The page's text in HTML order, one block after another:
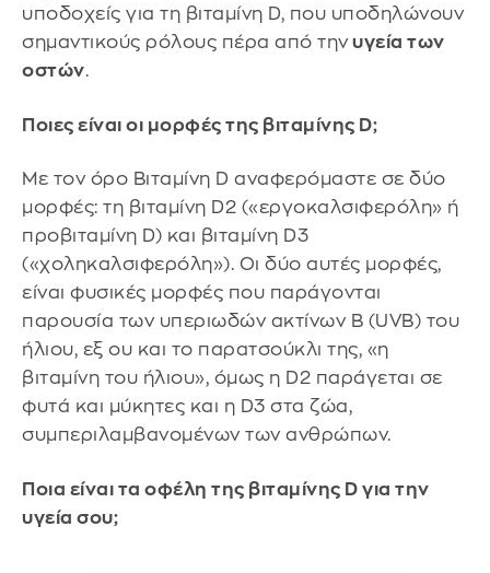
υποδοχείς για τη βιταμίνη D, που υποδηλώνουν
σημαντικούς ρόλους πέρα από την υγεία των
οστών.
Ποιες είναι οι μορφές της βιταμίνης D;
Με τον όρο Βιταμίνη D αναφερόμαστε σε δύο
μορφές: τη βιταμίνη D2 («εργοκαλσιφερόλη» ή
προβιταμίνη D) και βιταμίνη D3
(«χοληκαλσιφερόλη»). Οι δύο αυτές μορφές,
είναι φυσικές μορφές που παράγονται
παρουσία των υπεριωδών ακτίνων Β (UVB) του
ήλιου, εξ ου και το παρατσούκλι της, «η
βιταμίνη του ήλιου», όμως η D2 παράγεται σε
φυτά και μύκητες και η D3 στα ζώα,
συμπεριλαμβανομένων των ανθρώπων.
Ποια είναι τα οφέλη της βιταμίνης D για την
υγεία σου;